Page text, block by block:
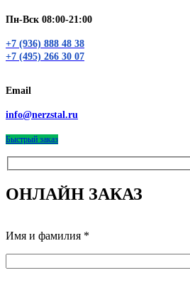
Пн-Вск 08:00-21:00
+7 (936) 888 48 38
+7 (495) 266 30 07
Email
info@nerzstal.ru
Быстрый заказ
ОНЛАЙН ЗАКАЗ
Имя и фамилия *